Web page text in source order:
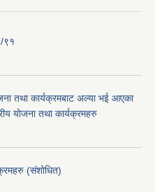
९१
तथा कार्यक्रमबाट अल्या भई आएका
योजना तथा कार्यक्रमहरु
(स‌ंशोधित)